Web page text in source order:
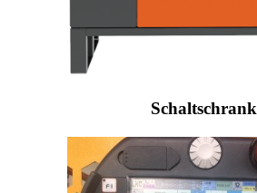
Schaltschrank